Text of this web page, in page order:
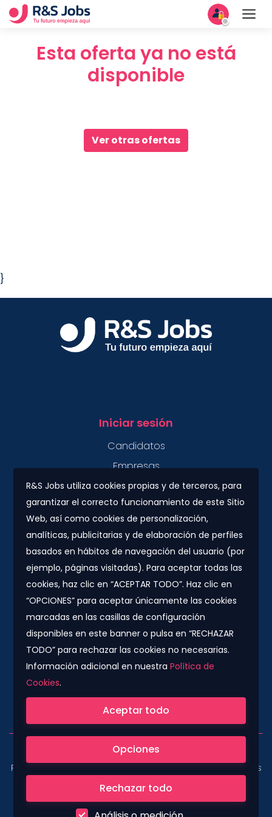
R&S Jobs utiliza cookies propias y de terceros, para
garantizar el correcto funcionamiento de este Sitio
Web, así como cookies de personalización,
analíticas, publicitarias y de elaboración de perfiles
basados en hábitos de navegación del usuario (por
ejemplo, páginas visitadas). Para aceptar todas las
cookies, haz clic en “ACEPTAR TODO”. Haz clic en
“OPCIONES” para aceptar únicamente las cookies
marcadas en las casillas de configuración
disponibles en este banner o pulsa en “RECHAZAR
TODO” para rechazar las cookies no necesarias.
Información adicional en nuestraPolítica de
Cookies.
Aceptar todo
Opciones
Rechazar todo
Esta oferta ya no está
disponible
Ver otras ofertas
}
Iniciar sesión
Candidatos
Empresas
Contacto
Plaza Urquinaona, 7. 5º 1ª.
08010 - Barcelona
info@rs-jobs.com
900 877 735 / 930 500 800
Síguenos
Compañía colaboradora del Grupo Konector
Copyright © 2022. All Rights Reserved.
Política de Cookies
Política de privacidad de Empresas
Términos y condiciones para empresas
privacidad de candidatos | Términos y condiciones